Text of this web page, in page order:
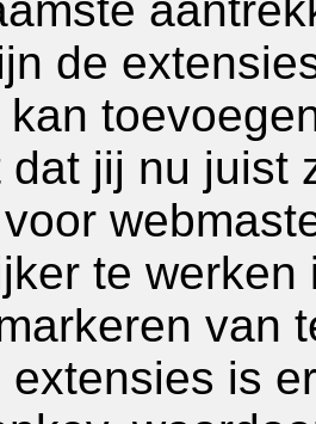
de
dat jij nu juist
te
van
extensies is